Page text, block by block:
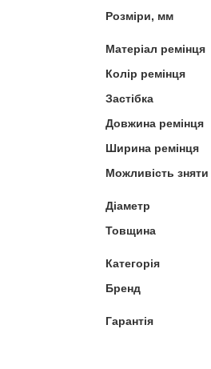
Розміри, мм
Матеріал ремінця
Колір ремінця
Застібка
Довжина ремінця
Ширина ремінця
Можливість зняти
Діаметр
Товщина
Категорія
Бренд
Гарантія